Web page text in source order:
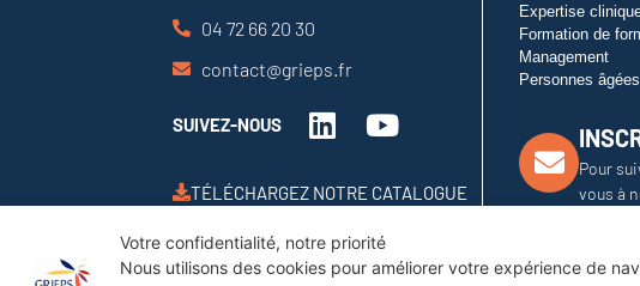
Votre confidentialité, notre priorité
Nous utilisons des cookies pour améliorer votre expérience de
04 72 66 20 30
contact@grieps.fr
SUIVEZ-NOUS
TÉLÉCHARGEZ NOTRE CATALOGUE
Expertise
Formation de
Management
Personnes
Pour
vous à